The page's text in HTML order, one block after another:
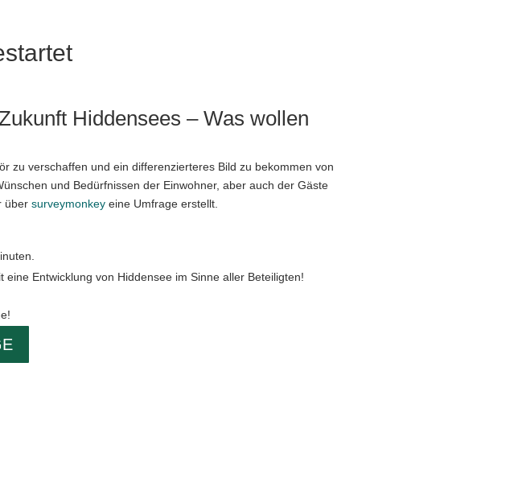
Hiddensees – Was wollen
zu verschaffen und ein differenzierteres Bild zu bekommen von
und Bedürfnissen der Einwohner, aber auch der Gäste
übersurveymonkey eine Umfrage erstellt.
eine Entwicklung von Hiddensee im Sinne aller Beteiligten!